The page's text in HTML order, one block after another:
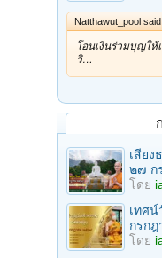
Natthawut_pool said:
โอนเงินร่วมบุญใ
วิ…
เสีย
๒๗ ก
โดย
เทศ
กรก
โดย